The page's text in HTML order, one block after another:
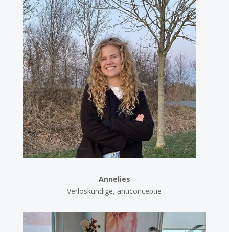
Annelies
Verloskundige, anticonceptie